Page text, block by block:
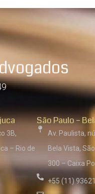
3B,
– Rio de
São Paulo –
Av. Paulista,
Bela Vista,
300 – Caixa
+55 (11)